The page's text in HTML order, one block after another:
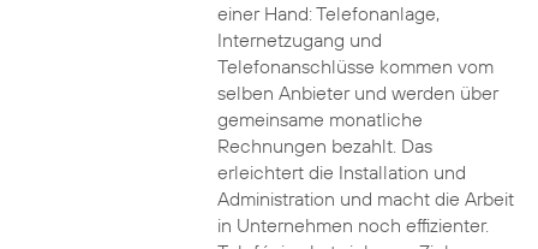
einer Hand: Telefonanlage,
Internetzugang und
Telefonanschlüsse kommen vom
selben Anbieter und werden über
gemeinsame monatliche
Rechnungen bezahlt. Das
erleichtert die Installation und
Administration und macht die Arbeit
in Unternehmen noch effizienter.